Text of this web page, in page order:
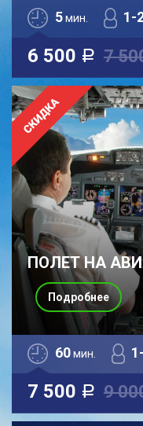
5мин. 1-
6 500 a 7
ПОЛЕТ НА
60мин.
7 500 a 9
Подробнее